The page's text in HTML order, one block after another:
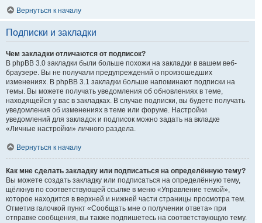
Вернуться к началу
Подписки и закладки
Чем закладки отличаются от подписок?
В phpBB 3.0 закладки были больше похожи на закладки в вашем веб-
браузере. Вы не получали предупреждений о произошедших
изменениях. В phpBB 3.1 закладки больше напоминают подписки на
темы. Вы можете получать уведомления об обновлениях в теме,
находящейся у вас в закладках. В случае подписки, вы будете получать
уведомления об изменениях в теме или форуме. Настройки
уведомлений для закладок и подписок можно задать на вкладке
«Личные настройки» личного раздела.
Вернуться к началу
Как мне сделать закладку или подписаться на определённую тему?
Вы можете создать закладку или подписаться на определённую тему,
щёлкнув по соответствующей ссылке в меню «Управление темой»,
которое находится в верхней и нижней части страницы просмотра тем.
Отметив галочкой пункт «Сообщать мне о получении ответа» при
отправке сообщения, вы также подпишетесь на соответствующую тему.